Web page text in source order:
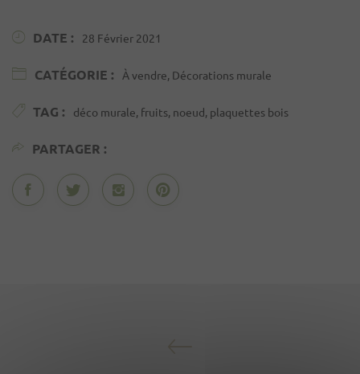
DATE : 28 Février 2021
CATÉGORIE : À vendre, Décorations murale
TAG : déco murale, fruits, noeud, plaquettes bois
PARTAGER :